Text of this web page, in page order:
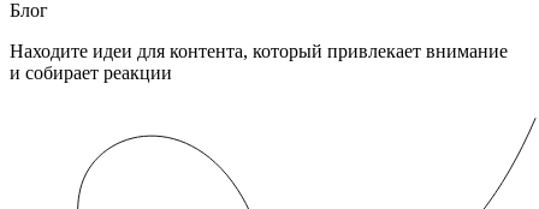
Блог
Находите идеи для контента, который привлекает внимание
и собирает реакции